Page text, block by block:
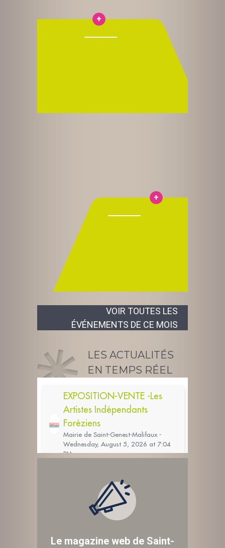
VOIR TOUTES LES
ÉVÉNEMENTS DE CE MOIS
LES ACTUALITÉS
EN TEMPS RÉEL
Le magazine web de Saint-